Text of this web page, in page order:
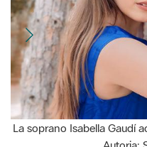
La soprano Isabella Gaudí
Autoria:
02/10/2025
El proper diumenge 12